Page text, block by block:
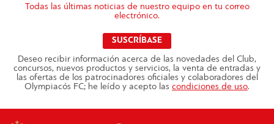
Todas las últimas noticias de nuestro equipo en tu correo
electrónico.
SUSCRÍBASE
Deseo recibir información acerca de las novedades del Club,
concursos, nuevos productos y servicios, la venta de entradas y
las ofertas de los patrocinadores oficiales y colaboradores del
Olympiacós FC; he leído y acepto las condiciones de uso.